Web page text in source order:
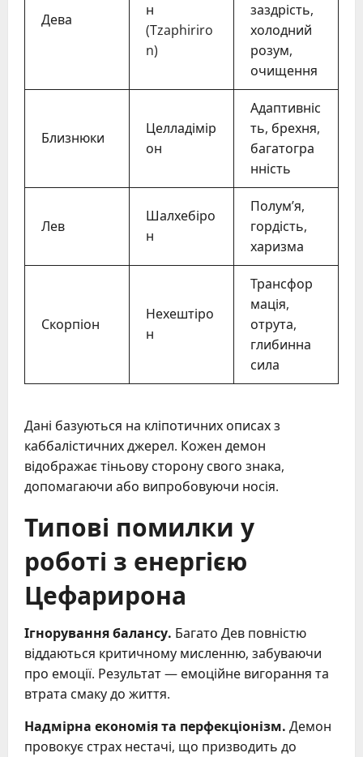
Дева
н
(Tzaphiriro
n)
заздрість,
холодний
розум,
очищення
Близнюки
Целладімір
он
Адаптивніс
ть, брехня,
багатогра
нність
Лев
Шалхебіро
н
Полум’я,
гордість,
харизма
Скорпіон
Нехештіро
н
Трансфор
мація,
отрута,
глибинна
сила
Дані базуються на кліпотичних описах з
каббалістичних джерел. Кожен демон
відображає тіньову сторону свого знака,
допомагаючи або випробовуючи носія.
Типові помилки у
роботі з енергією
Цефарирона
Ігнорування балансу. Багато Дев повністю
віддаються критичному мисленню, забуваючи
про емоції. Результат — емоційне вигорання та
втрата смаку до життя.
Надмірна економія та перфекціонізм. Демон
провокує страх нестачі, що призводить до